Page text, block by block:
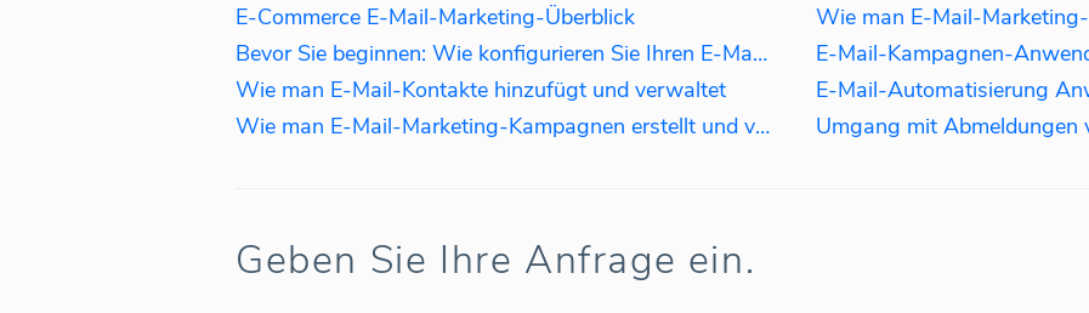
E-Commerce E-Mail-Marketing-Überblick
Bevor Sie beginnen: Wie konfigurieren Sie Ihren E-Mail-Server?
Wie man E-Mail-Kontakte hinzufügt und verwaltet
Wie man E-Mail-Marketing-Kampagnen erstellt und versendet
Wie man E-Mail-
Umgang mit Abmeldungen
Geben Sie Ihre Anfrage ein.